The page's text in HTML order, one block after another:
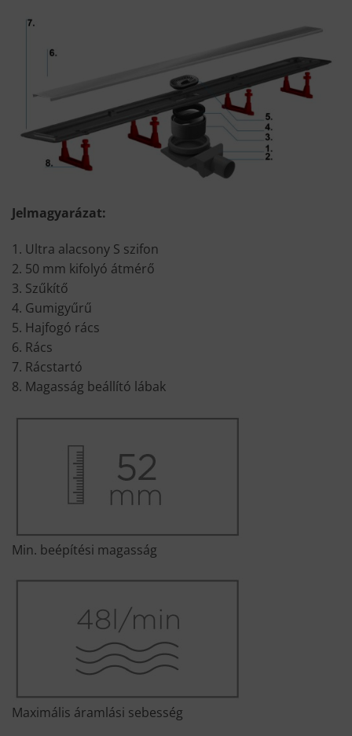
Jelmagyarázat:
1. Ultra alacsony S szifon
2. 50 mm kifolyó átmérő
3. Szűkítő
4. Gumigyűrű
5. Hajfogó rács
6. Rács
7. Rácstartó
8. Magasság beállító lábak
Min. beépítési magasság
Maximális áramlási sebesség